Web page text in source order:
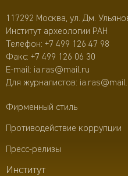
117292 Москва, ул. Дм.
Институт археологии РАН
Телефон: +7 499 126 47 98
Факс: +7 499 126 06 30
E-mail: ia.ras@mail.ru
Для журналистов:
Фирменный стиль
Противодействие коррупции
Пресс-релизы
Институт